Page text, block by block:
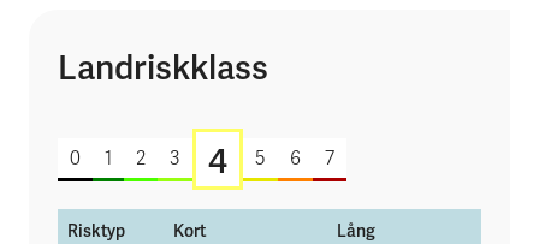
Landriskklass
4 av 7
0 1 2 3 4 5 6 7
Risktyp Kort Lång